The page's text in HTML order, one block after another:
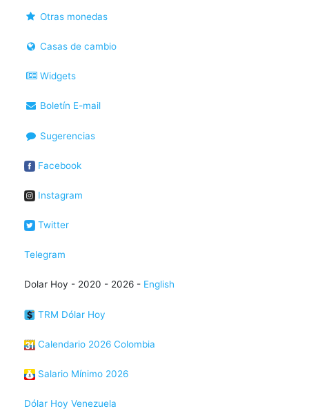
Otras monedas
Casas de cambio
Widgets
Boletín E-mail
Sugerencias
Facebook
Instagram
Twitter
Telegram
Dolar Hoy - 2020 - 2026 - English
TRM Dólar Hoy
Calendario 2026 Colombia
Salario Mínimo 2026
Dólar Hoy Venezuela